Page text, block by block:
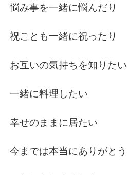
悩み事を一緒に悩んだり
祝ことも一緒に祝ったり
お互いの気持ちを知りたい
一緒に料理したい
幸せのままに居たい
今までは本当にありがとう